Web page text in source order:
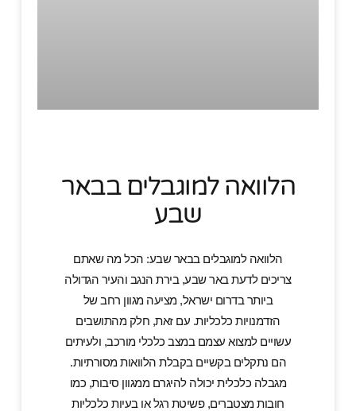
הלוואה למוגבלים בבאר
שבע
הלוואה למוגבלים בבאר שבע: הכל מה שאתם
צריכים לדעת באר שבע, בירת הנגב והעיר הגדולה
ביותר בדרום ישראל, מציעה מגוון רחב של
הזדמנויות כלכליות. עם זאת, חלק מהתושבים
עשויים למצוא עצמם במצב כלכלי מורכב, ולעיתים
הם נתקלים בקשיים בקבלת הלוואות מסורתיות.
מגבלה כלכלית יכולה להיגרם ממגוון סיבות, כמו
חובות מצטברים, פשיטת רגל או בעיות כלכליות